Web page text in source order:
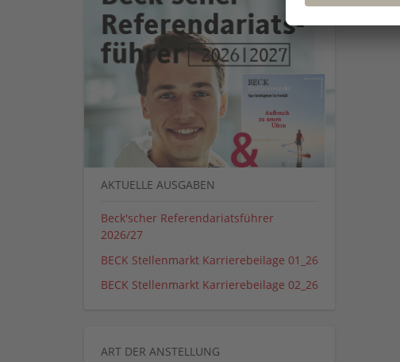
AKTUELLE AUSGABEN
Beck'scher Referendariatsführer
2026/27
BECK Stellenmarkt Karrierebeilage 01_26
BECK Stellenmarkt Karrierebeilage 02_26
ART DER ANSTELLUNG